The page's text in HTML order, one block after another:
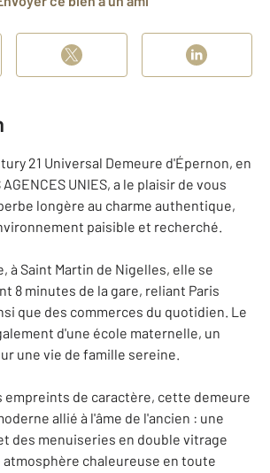
21 Universal Demeure d'Épernon, en
AGENCES UNIES, a le plaisir de vous
longère au charme authentique,
paisible et recherché.
à Saint Martin de Nigelles, elle se
8 minutes de la gare, reliant Paris
que des commerces du quotidien. Le
d'une école maternelle, un
une vie de famille sereine.
empreints de caractère, cette demeure
allié à l'âme de l'ancien : une
des menuiseries en double vitrage
atmosphère chaleureuse en toute